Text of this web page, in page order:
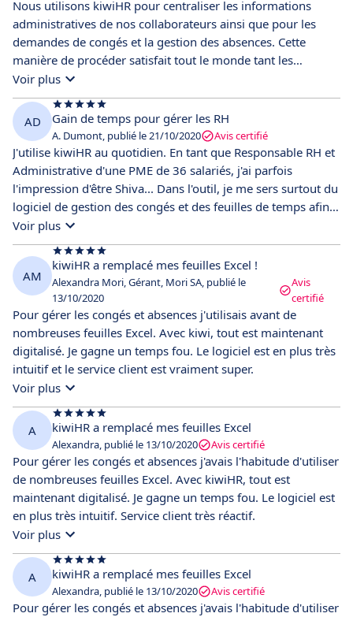
Nous utilisons kiwiHR pour centraliser les informations
administratives de nos collaborateurs ainsi que pour les
demandes de congés et la gestion des absences. Cette
manière de procéder satisfait tout le monde tant les
fondateurs que les collaborateurs.
Voir plus
AD Gain de temps pour gérer les RH
A. Dumont, publié le 21/10/2020 Avis certifié
J'utilise kiwiHR au quotidien. En tant que Responsable RH et
Administrative d'une PME de 36 salariés, j'ai parfois
l'impression d'être Shiva... Dans l'outil, je me sers surtout du
logiciel de gestion des congés et des feuilles de temps afin
de préparer la paie. J'aime bien aussi avoir tous les
documents du personnel sous la main dans le logiciel. En
résumé cet outil me fait vraiment gagner du temps.
Voir plus
AM
kiwiHR a remplacé mes feuilles Excel !
Alexandra Mori, Gérant, Mori SA, publié le
13/10/2020
Avis
certifié
Pour gérer les congés et absences j'utilisais avant de
nombreuses feuilles Excel. Avec kiwi, tout est maintenant
digitalisé. Je gagne un temps fou. Le logiciel est en plus très
intuitif et le service client est vraiment super.
Voir plus
A kiwiHR a remplacé mes feuilles Excel
Alexandra, publié le 13/10/2020 Avis certifié
Pour gérer les congés et absences j'avais l'habitude d'utiliser
de nombreuses feuilles Excel. Avec kiwiHR, tout est
maintenant digitalisé. Je gagne un temps fou. Le logiciel est
en plus très intuitif. Service client très réactif.
Voir plus
A kiwiHR a remplacé mes feuilles Excel
Alexandra, publié le 13/10/2020 Avis certifié
Pour gérer les congés et absences j'avais l'habitude d'utiliser